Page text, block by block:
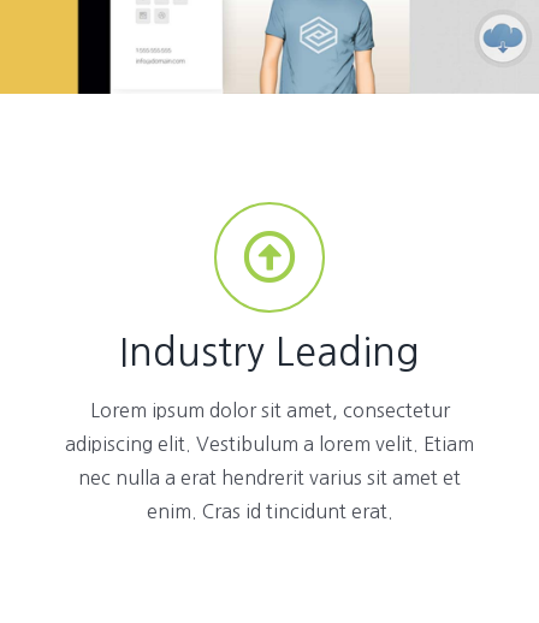
Industry Leading
Lorem ipsum dolor sit amet, consectetur
adipiscing elit. Vestibulum a lorem velit. Etiam
nec nulla a erat hendrerit varius sit amet et
enim. Cras id tincidunt erat.